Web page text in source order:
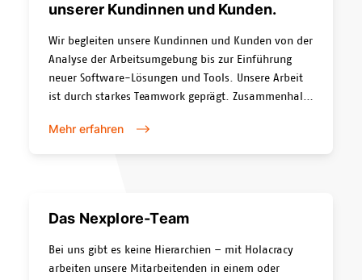
unserer Kundinnen und Kunden.
Wir begleiten unsere Kundinnen und Kunden von der
Analyse der Arbeitsumgebung bis zur Einführung
neuer Software-Lösungen und Tools. Unsere Arbeit
ist durch starkes Teamwork geprägt. Zusammenhalt
Stärken. Mit unserem agilen und partnerschaftlichen
Vorgehen erreichen wir Projektziele verlässlich und
Mehr erfahren
Das Nexplore-Team
Bei uns gibt es keine Hierarchien – mit Holacracy
arbeiten unsere Mitarbeitenden in einem oder